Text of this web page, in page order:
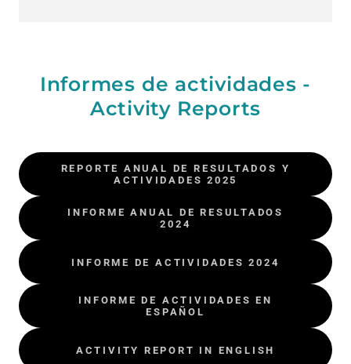
Informes de actividades -
Activity Reports
REPORTE ANUAL DE RESULTADOS Y
ACTIVIDADES 2025
INFORME ANUAL DE RESULTADOS
2024
INFORME DE ACTIVIDADES 2024
INFORME DE ACTIVIDADES EN
ESPAÑOL
ACTIVITY REPORT IN ENGLISH